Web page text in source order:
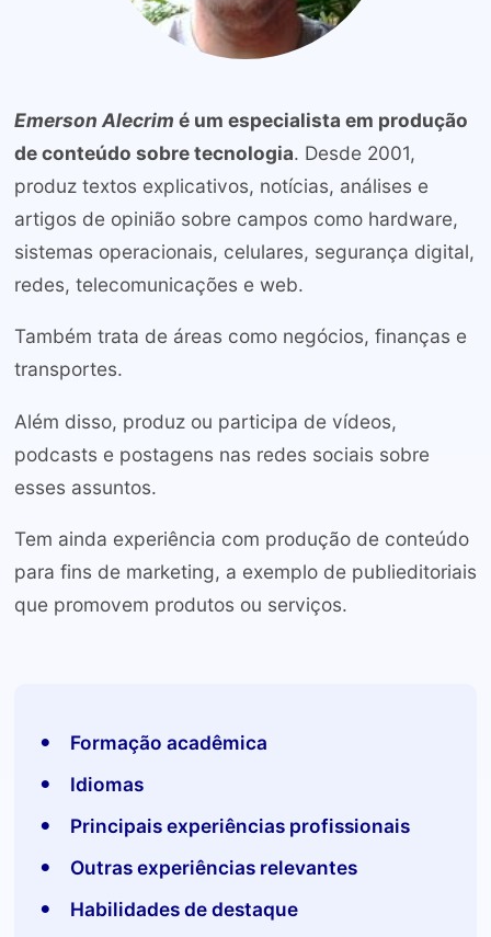
Emerson Alecrim é um especialista em produção
de conteúdo sobre tecnologia. Desde 2001,
produz textos explicativos, notícias, análises e
artigos de opinião sobre campos como hardware,
sistemas operacionais, celulares, segurança digital,
redes, telecomunicações e web.
Também trata de áreas como negócios, finanças e
transportes.
Além disso, produz ou participa de vídeos,
podcasts e postagens nas redes sociais sobre
esses assuntos.
Tem ainda experiência com produção de conteúdo
para fins de marketing, a exemplo de publieditoriais
que promovem produtos ou serviços.
Formação acadêmica
Idiomas
Principais experiências profissionais
Outras experiências relevantes
Habilidades de destaque